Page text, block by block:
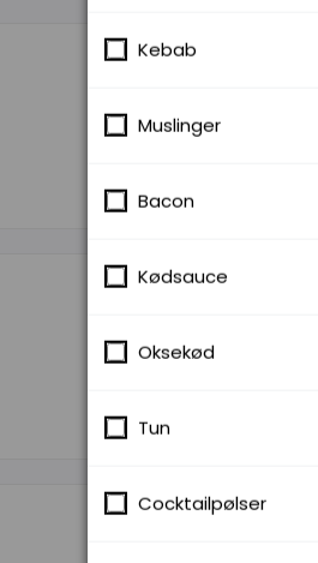
Kebab
Muslinger
Bacon
Kødsauce
Oksekød
Tun
Cocktailpølser